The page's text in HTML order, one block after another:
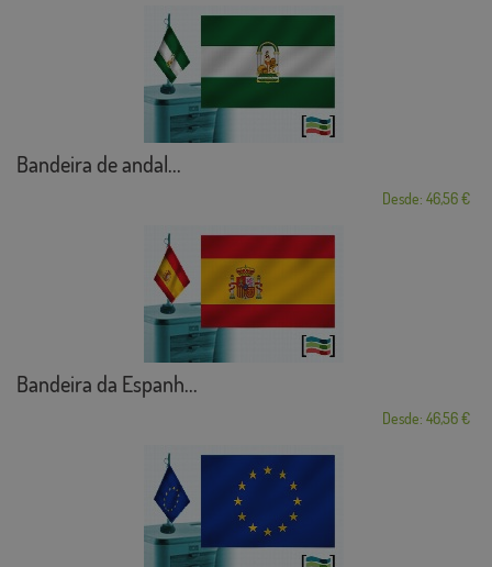
Bandeira de andal...
Desde: 46,56 €
Bandeira da Espanh...
Desde: 46,56 €